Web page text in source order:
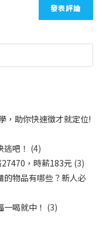
，助你快速徵才就定位!
吧！ (4)
27470，時薪183元 (3)
的物品有哪些？新人必
喝就中！ (3)